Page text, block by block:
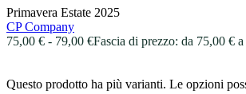
Primavera Estate 2025
CP Company
75,00 € - 79,00 €Fascia di prezzo: da 75,00 €
Questo prodotto ha più varianti. Le opzioni